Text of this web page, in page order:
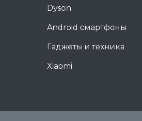
Dyson
Android смартфоны
Гаджеты и техника
Xiaomi